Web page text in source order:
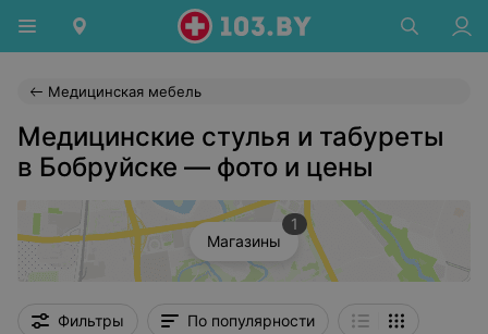
Медицинская мебель
Медицинские стулья и табуреты
в Бобруйске — фото и цены
Магазины
1
Фильтры По популярности